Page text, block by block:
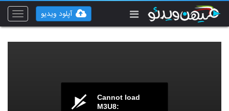
Toggle
آپلود ویدیو
Cannot load
M3U8: